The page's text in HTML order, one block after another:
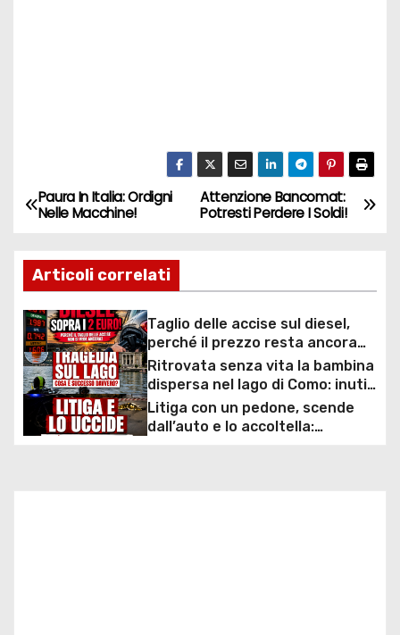
N
v
i
g
a
z
Attenzione Bancomat:
Potresti Perdere I Soldi!
Paura In Italia: Ordigni
Nelle Macchine!
Articoli correlati
Taglio delle accise sul diesel,
perché il prezzo resta ancora
sopra i 2 euro nonostante lo
sconto deciso dal Governo
Ritrovata senza vita la bambina
dispersa nel lago di Como: inutili
ore di ricerche dei
sommozzatori
Litiga con un pedone, scende
dall’auto e lo accoltella: